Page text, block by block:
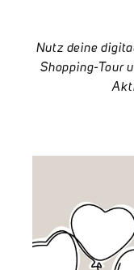
Nutz deine
Shopping-Tour